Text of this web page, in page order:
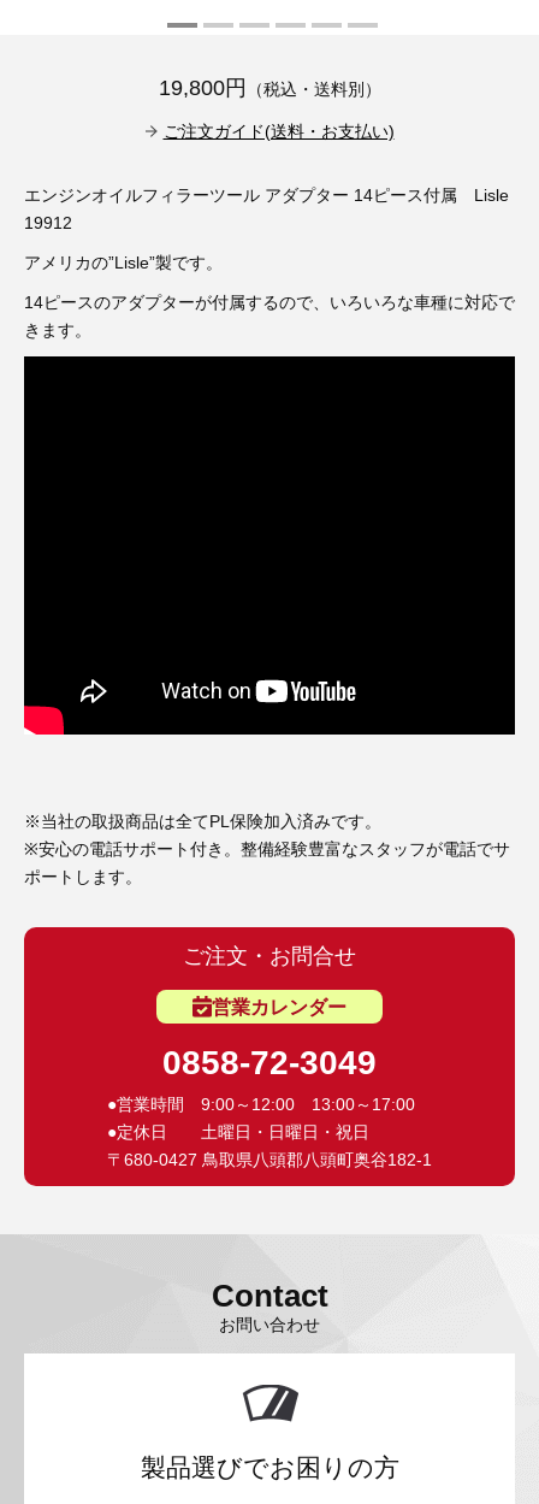
3D プリンターペン（8）
ライト関連（6）
19,800円 （税込・送料別）
ご注文ガイド(送料・お支払い)
エンジンオイルフィラーツール アダプター 14ピース付属 Lisle
19912
アメリカの”Lisle”製です。
14ピースのアダプターが付属するので、いろいろな車種に対応で
きます。
※当社の取扱商品は全てPL保険加入済みです。
※安心の電話サポート付き。整備経験豊富なスタッフが電話でサ
ポートします。
ご注文・お問合せ
営業カレンダー
0858-72-3049
●営業時間 9:00～12:00 13:00～17:00
●定休日 土曜日・日曜日・祝日
〒680-0427 鳥取県八頭郡八頭町奥谷182-1
Contact
お問い合わせ
製品選びでお困りの方